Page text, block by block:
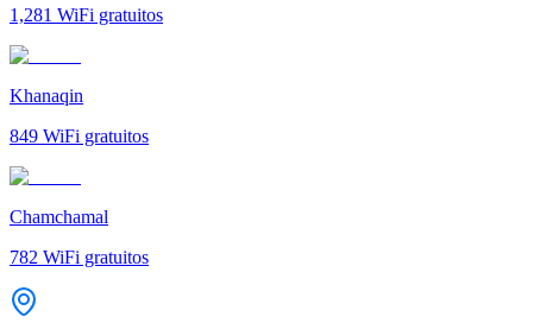
1,281 WiFi gratuitos
Khanaqin
849 WiFi gratuitos
Chamchamal
782 WiFi gratuitos